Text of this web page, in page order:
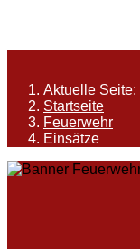
Aktuelle Seite:
Startseite
Feuerwehr
Einsätze